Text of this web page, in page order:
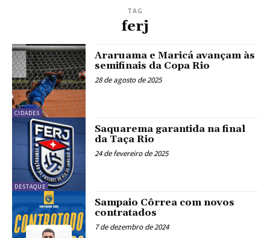
TAG
ferj
CIDADES
Araruama e Maricá avançam às
semifinais da Copa Rio
28 de agosto de 2025
DESTAQUE
Saquarema garantida na final
da Taça Rio
24 de fevereiro de 2025
Sampaio Côrrea com novos
contratados
7 de dezembro de 2024